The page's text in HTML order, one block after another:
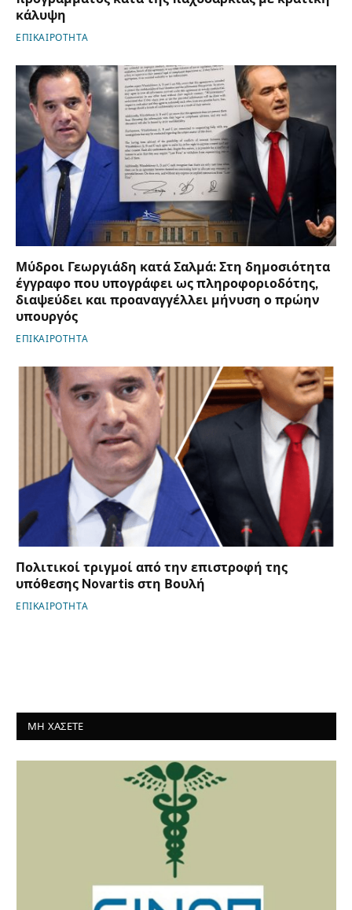
κάλυψη
ΕΠΙΚΑΙΡΟΤΗΤΑ
Μύδροι Γεωργιάδη κατά Σαλμά: Στη δημοσιότητα
έγγραφο που υπογράφει ως πληροφοριοδότης,
διαψεύδει και προαναγγέλλει μήνυση ο πρώην
υπουργός
ΕΠΙΚΑΙΡΟΤΗΤΑ
Πολιτικοί τριγμοί από την επιστροφή της
υπόθεσης Novartis στη Βουλή
ΕΠΙΚΑΙΡΟΤΗΤΑ
ΜΗ ΧΑΣΕΤΕ